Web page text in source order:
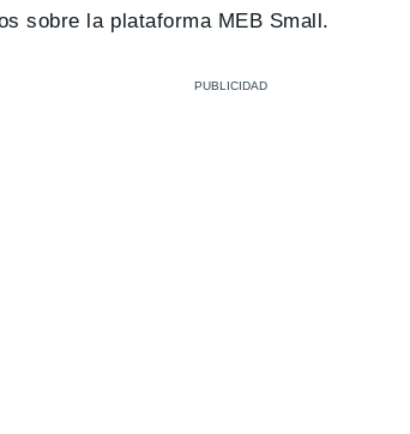
sobre la plataforma MEB Small.